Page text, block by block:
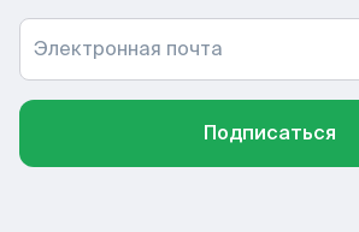
Электронная почта
Подписаться